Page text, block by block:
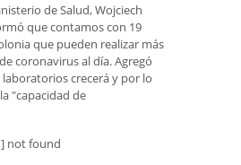
de Salud, Wojciech
que contamos con 19
que pueden realizar más
coronavirus al día. Agregó
crecerá y por lo
"capacidad de
not found